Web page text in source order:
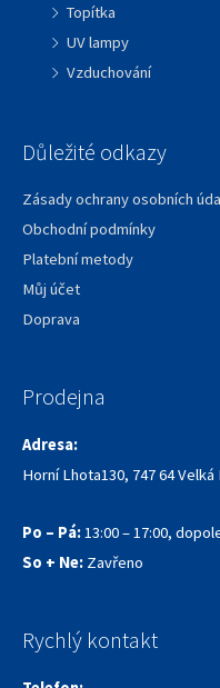
Topítka
UV lampy
Vzduchování
Důležité odkazy
Zásady ochrany osobních
Obchodní podmínky
Platební metody
Můj účet
Doprava
Prodejna
Adresa:
Horní Lhota130, 747 64
Po – Pá:13:00 – 17:00,
So + Ne: Zavřeno
Rychlý kontakt